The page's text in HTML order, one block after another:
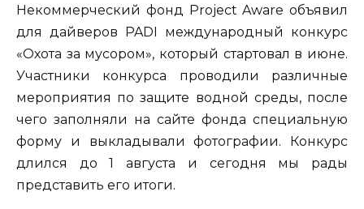
Некоммерческий фонд Project Aware объявил
для дайверов PADI международный конкурс
«Охота за мусором», который стартовал в июне.
Участники конкурса проводили различные
мероприятия по защите водной среды, после
чего заполняли на сайте фонда специальную
форму и выкладывали фотографии. Конкурс
длился до 1 августа и сегодня мы рады
представить его итоги.